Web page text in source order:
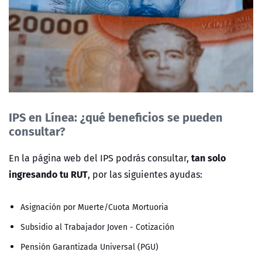
IPS en Línea: ¿qué beneficios se pueden
consultar?
En la página web del IPS podrás consultar, tan solo
ingresando tu RUT, por las siguientes ayudas:
Asignación por Muerte/Cuota Mortuoria
Subsidio al Trabajador Joven - Cotización
Pensión Garantizada Universal (PGU)